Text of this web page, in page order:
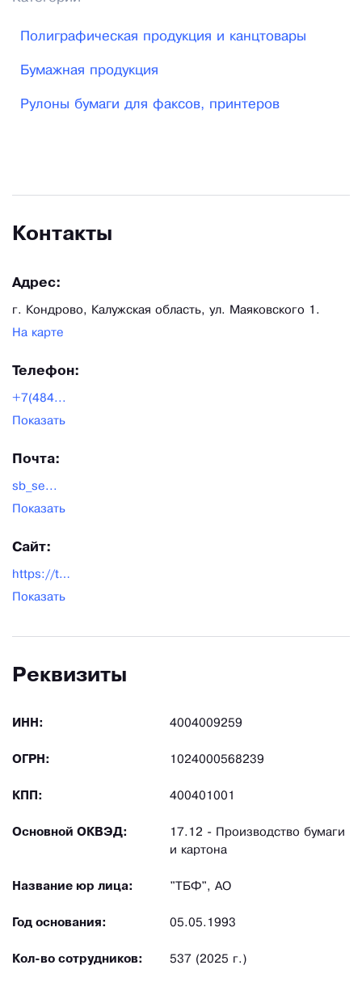
Полиграфическая продукция и канцтовары
Бумажная продукция
Рулоны бумаги для факсов, принтеров
Контакты
Адрес:
г. Кондрово, Калужская область, ул. Маяковского 1.
На карте
Телефон:
+7(484...
Показать
Почта:
sb_se...
Показать
Сайт:
https://tbf.ru/
Показать
Реквизиты
ИНН: 4004009259
ОГРН: 1024000568239
КПП: 400401001
Основной ОКВЭД:
17.12 - Производство бумаги
и картона
Название юр лица: "ТБФ", АО
Год основания: 05.05.1993
Кол-во сотрудников: 537 (2025 г.)